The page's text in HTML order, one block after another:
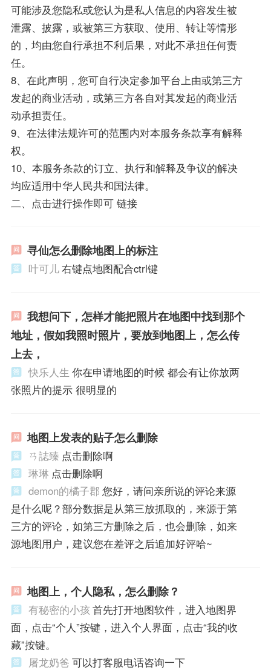
可能涉及您隐私或您认为是私人信息的内容发生被
泄露、披露，或被第三方获取、使用、转让等情形
的，均由您自行承担不利后果，对此不承担任何责
任。
8、在此声明，您可自行决定参加平台上由或第三方
发起的商业活动，或第三方各自对其发起的商业活
动承担责任。
9、在法律法规许可的范围内对本服务条款享有解释
权。
10、本服务条款的订立、执行和解释及争议的解决
均应适用中华人民共和国法律。
二、点击进行操作即可 链接
寻仙怎么删除地图上的标注
叶可儿右键点地图配合ctrl键
我想问下，怎样才能把照片在地图中找到那个
地址，假如我照时照片，要放到地图上，怎么传
上去，
快乐人生 你在申请地图的时候 都会有让你放两
张照片的提示 很明显的
地图上发表的贴子怎么删除
ㄢ誌臻 点击删除啊
琳琳 点击删除啊
demon的橘子郡 您好，请问亲所说的评论来源
是什么呢？部分数据是从第三放抓取的，来源于第
三方的评论，如第三方删除之后，也会删除，如来
源地图用户，建议您在差评之后追加好评哈~
地图上，个人隐私，怎么删除？
有秘密的小孩 首先打开地图软件，进入地图界
面，点击“个人”按键，进入个人界面，点击“我的收
藏”按键。
屠龙奶爸 可以打客服电话咨询一下